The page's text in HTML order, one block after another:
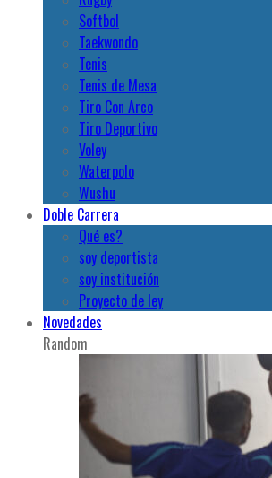
Softbol
Taekwondo
Tenis
Tenis de Mesa
Tiro Con Arco
Tiro Deportivo
Voley
Waterpolo
Wushu
Doble Carrera
Qué es?
soy deportista
soy institución
Proyecto de ley
Novedades
Random